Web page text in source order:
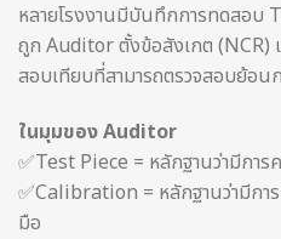
หลายโรงงานมีบันทึกการทดสอบ
ถูก Auditor ตั้งข้อสังเกต (NCR)
สอบเทียบที่สามารถตรวจสอบย้อน
ในมุมของ Auditor
✅Test Piece = หลักฐานว่ามีการ
✅Calibration = หลักฐานว่ามีกา
มือ